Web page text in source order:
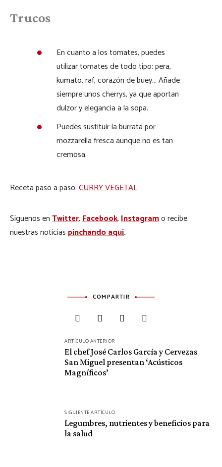
Trucos
En cuanto a los tomates, puedes
utilizar tomates de todo tipo: pera,
kumato, raf, corazón de buey… Añade
siempre unos cherrys, ya que aportan
dulzor y elegancia a la sopa.
Puedes sustituir la burrata por
mozzarella fresca aunque no es tan
cremosa.
Receta paso a paso:CURRY VEGETAL
Síguenos enTwitter,Facebook,Instagramo recibe
nuestras noticias pinchando aquí.
COMPARTIR
NavegaciónARTÍCULO ANTERIOR
El chef José Carlos García y Cervezas
San Miguel presentan ‘Acústicos
Magníficos’
SIGUIENTE ARTÍCULO
Legumbres, nutrientes y beneficios para
la salud